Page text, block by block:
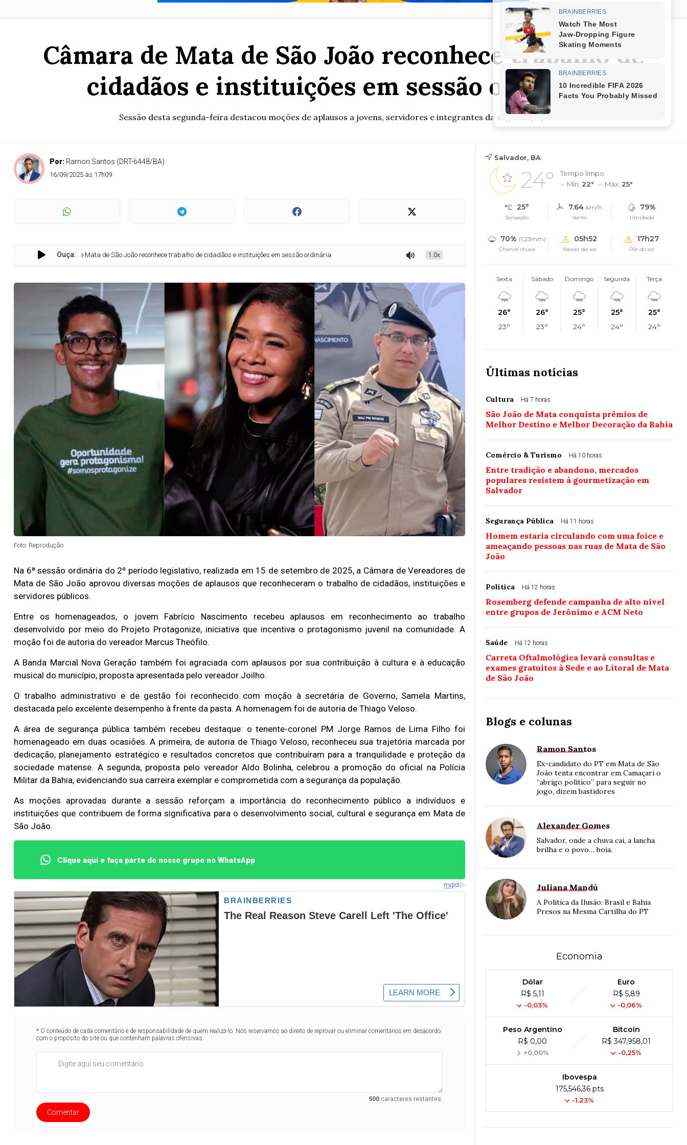
Câmara de Mata de São João reconhece trabalho de
cidadãos e instituições em sessão ordinária
Sessão desta segunda-feira destacou moções de aplausos a jovens, servidores e integrantes da segurança pública
Por: Ramon Santos (DRT-6448/BA)
16/09/2025 às 17h09
Ouça:
Câmara de Mata de São João reconhece trabalho de cidadãos e instituições em sessão ordinária 1.0x
Foto: Reprodução
Na 6ª sessão ordinária do 2º período legislativo, realizada em 15 de setembro de 2025, a Câmara de Vereadores de
Mata de São João aprovou diversas moções de aplausos que reconheceram o trabalho de cidadãos, instituições e
servidores públicos.
Entre os homenageados, o jovem Fabrício Nascimento recebeu aplausos em reconhecimento ao trabalho
desenvolvido por meio do Projeto Protagonize, iniciativa que incentiva o protagonismo juvenil na comunidade. A
moção foi de autoria do vereador Marcus Theófilo.
A Banda Marcial Nova Geração também foi agraciada com aplausos por sua contribuição à cultura e à educação
musical do município, proposta apresentada pelo vereador Joilho.
O trabalho administrativo e de gestão foi reconhecido com moção à secretária de Governo, Samela Martins,
destacada pelo excelente desempenho à frente da pasta. A homenagem foi de autoria de Thiago Veloso.
A área de segurança pública também recebeu destaque: o tenente-coronel PM Jorge Ramos de Lima Filho foi
homenageado em duas ocasiões. A primeira, de autoria de Thiago Veloso, reconheceu sua trajetória marcada por
dedicação, planejamento estratégico e resultados concretos que contribuíram para a tranquilidade e proteção da
sociedade matense. A segunda, proposta pelo vereador Aldo Bolinha, celebrou a promoção do oficial na Polícia
Militar da Bahia, evidenciando sua carreira exemplar e comprometida com a segurança da população.
As moções aprovadas durante a sessão reforçam a importância do reconhecimento público a indivíduos e
instituições que contribuem de forma significativa para o desenvolvimento social, cultural e segurança em Mata de
São João.
Clique aqui e faça parte do nosso grupo no WhatsApp
* O conteúdo de cada comentário é de responsabilidade de quem realizá-lo. Nos reservamos ao direito de reprovar ou eliminar comentários em desacordo
com o propósito do site ou que contenham palavras ofensivas.
500caracteres restantes.
Comentar
Salvador, BA
24°
Tempo limpo
Mín. 22° Máx. 25°
25°
Sensação
7.64 km/h
Vento
79%
Umidade
70% (1.23mm)
Chance chuva
05h52
Nascer do sol
17h27
Pôr do sol
Sexta
26°
23°
Sábado
26°
23°
Domingo
25°
24°
Segunda
25°
24°
Terça
25°
24°
Últimas notícias
Cultura Há 7 horas
São João de Mata conquista prêmios de
Melhor Destino e Melhor Decoração da Bahia
Comércio & Turismo Há 10 horas
Entre tradição e abandono, mercados
populares resistem à gourmetização em
Salvador
Segurança Pública Há 11 horas
Homem estaria circulando com uma foice e
ameaçando pessoas nas ruas de Mata de São
João
Política Há 12 horas
Rosemberg defende campanha de alto nível
entre grupos de Jerônimo e ACM Neto
Saúde Há 12 horas
Carreta Oftalmológica levará consultas e
exames gratuitos à Sede e ao Litoral de Mata
de São João
Blogs e colunas
Ramon Santos
Ex-candidato do PT em Mata de São
João tenta encontrar em Camaçari o
“abrigo político” para seguir no
jogo, dizem bastidores
Alexander Gomes
Salvador, onde a chuva cai, a lancha
brilha e o povo… boia.
Juliana Mandú
A Política da Ilusão: Brasil e Bahia
Presos na Mesma Cartilha do PT
Economia
Dólar
R$ 5,11
-0,03%
Euro
R$ 5,89
-0,06%
Peso Argentino
R$ 0,00
+0,00%
Bitcoin
R$ 347,958,01
-0,25%
Ibovespa
175,546,36 pts
-1.23%